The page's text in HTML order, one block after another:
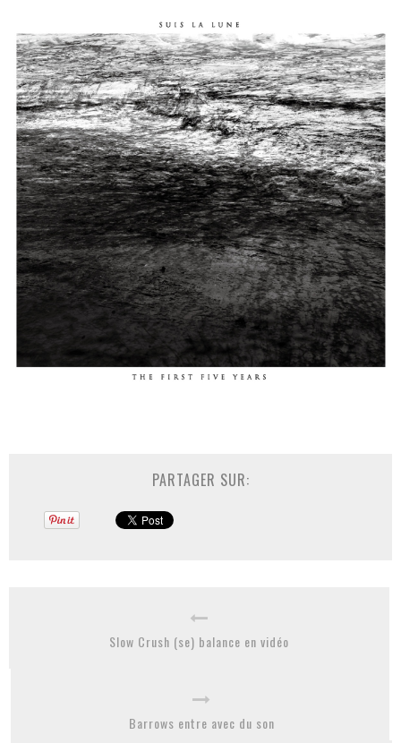
PARTAGER SUR:
Slow Crush (se) balance en vidéo
Barrows entre avec du son